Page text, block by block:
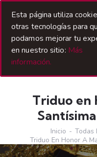
Triduo en
Inicio Todas
Triduo En Honor A
Esta página utiliza
otras tecnologías para
podamos mejorar tu
en nuestro sitio: Más
información.